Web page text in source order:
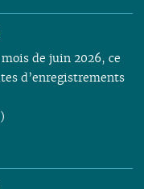
de juin 2026, ce
d’enregistrements